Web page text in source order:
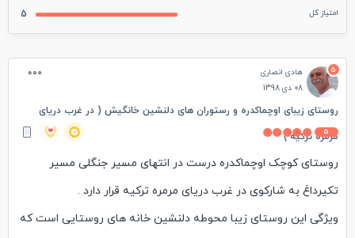
امتیاز کل 5
5
هادی انصاری
08 دی 1398
روستای زیبای اوچماکدره و رستوران های دلنشین خانگیش ( در غرب دریای
مرمره ترکیه )
5
روستای کوچک اوچماکدره درست در انتهای مسیر جنگلی مسیر
تکیرداغ به شارکوی در غرب دریای مرمره ترکیه قرار دارد .
ویژگی این روستای زیبا محوطه دلنشین خانه های روستایی است که